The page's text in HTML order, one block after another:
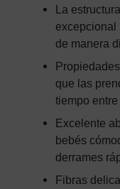
La
excepcional
de manera
que las
tiempo
Excelente
bebés
derrames
Fibras